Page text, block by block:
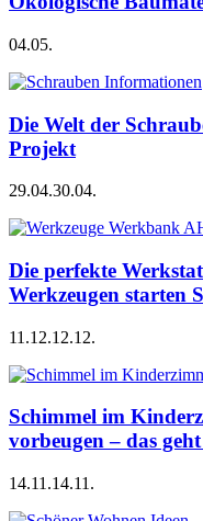
04.05.
Die Welt der
Projekt
29.04.30.04.
Die perfekte
Werkzeugen starten
11.12.12.12.
Schimmel im
vorbeugen – das
14.11.14.11.